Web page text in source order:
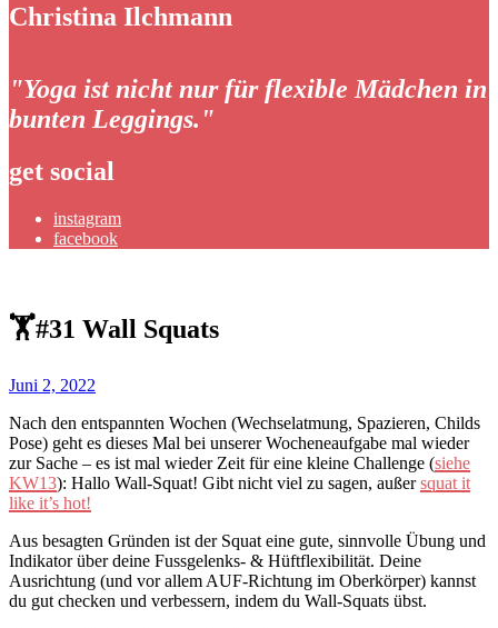
Christina Ilchmann
"Yoga ist nicht nur für flexible Mädchen in
bunten Leggings."
get social
instagram
facebook
🏋️#31 Wall Squats
Juni 2, 2022
Nach den entspannten Wochen (Wechselatmung, Spazieren, Childs
Pose) geht es dieses Mal bei unserer Wocheneaufgabe mal wieder
zur Sache – es ist mal wieder Zeit für eine kleine Challenge (siehe
KW13): Hallo Wall-Squat! Gibt nicht viel zu sagen, außersquat it
like it’s hot!
Aus besagten Gründen ist der Squat eine gute, sinnvolle Übung und
Indikator über deine Fussgelenks- & Hüftflexibilität. Deine
Ausrichtung (und vor allem AUF-Richtung im Oberkörper) kannst
du gut checken und verbessern, indem du Wall-Squats übst.